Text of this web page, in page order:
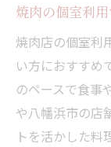
焼肉の個室利
焼肉店の個室利
い方におすすめ
のペースで食事
や八幡浜市の店
トを活かした料